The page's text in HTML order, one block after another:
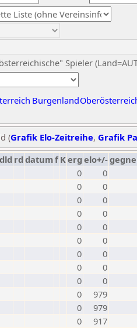
Spieler
Burgenland
(Grafik Elo-Zeitreihe, Grafik
rd datumf Kerg elo+/-
0
0
0
0
0
0
0
0
0
0
0
0
0
0
0
0
0
0
0
979
0
979
0
917